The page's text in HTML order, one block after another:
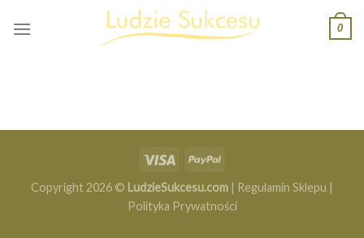
0
Copyright 2026 © LudzieSukcesu.com | Regulamin Sklepu |
Polityka Prywatności